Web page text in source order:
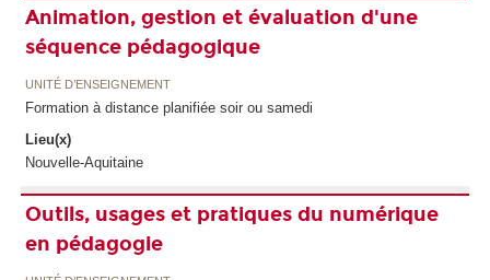
Animation, gestion et évaluation d'une
séquence pédagogique
UNITÉ D’ENSEIGNEMENT
Formation à distance planifiée soir ou samedi
Lieu(x)
Nouvelle-Aquitaine
Outils, usages et pratiques du numérique
en pédagogie